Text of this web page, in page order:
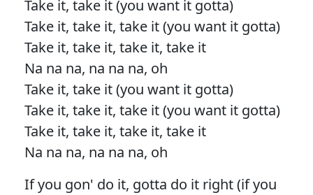
Take it, take it (you want it gotta)
Take it, take it, take it (you want it gotta)
Take it, take it, take it, take it
Na na na, na na na, oh
Take it, take it (you want it gotta)
Take it, take it, take it (you want it gotta)
Take it, take it, take it, take it
Na na na, na na na, oh
If you gon' do it, gotta do it right (if you